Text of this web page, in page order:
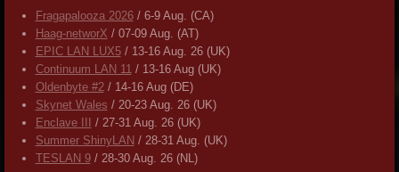
Fragapalooza 2026/ 6-9 Aug. (CA)
Haag-networX / 07-09 Aug. (AT)
EPIC LAN LUX5/ 13-16 Aug. 26 (UK)
Continuum LAN 11 / 13-16 Aug (UK)
Oldenbyte #2/ 14-16 Aug (DE)
Skynet Wales / 20-23 Aug. 26 (UK)
Enclave III
/ 27-31 Aug. 26 (UK)
Summer ShinyLAN / 28-31 Aug. (UK)
TESLAN 9/ 28-30 Aug. 26 (NL)